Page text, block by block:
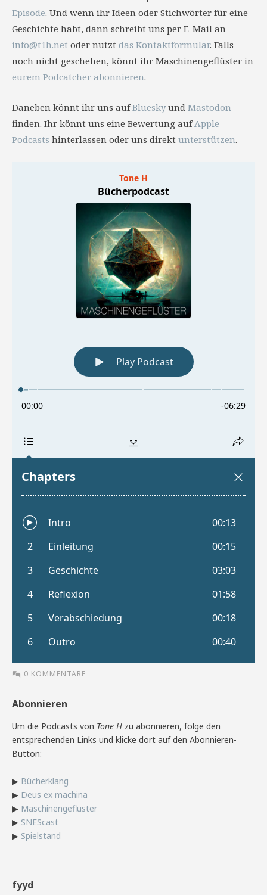
Episode. Und wenn ihr Ideen oder Stichwörter für eine
Geschichte habt, dann schreibt uns per E-Mail an
info@t1h.net oder nutzt das Kontaktformular. Falls
noch nicht geschehen, könnt ihr Maschinengeflüster in
eurem Podcatcher abonnieren.
Daneben könnt ihr uns aufBlueskyund Mastodon
finden. Ihr könnt uns eine Bewertung aufApple
Podcasts hinterlassen oder uns direkt unterstützen.
0 KOMMENTARE
Abonnieren
Um die Podcasts von Tone H zu abonnieren, folge den
entsprechenden Links und klicke dort auf den Abonnieren-
Button:
▶ Bücherklang
▶ Deus ex machina
▶ Maschinengeflüster
▶ SNEScast
▶ Spielstand
fyyd